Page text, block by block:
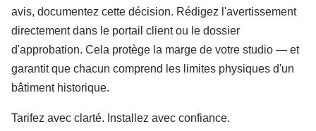
avis, documentez cette décision. Rédigez l'avertissement
directement dans le portail client ou le dossier
d'approbation. Cela protège la marge de votre studio — et
garantit que chacun comprend les limites physiques d'un
bâtiment historique.
Tarifez avec clarté. Installez avec confiance.